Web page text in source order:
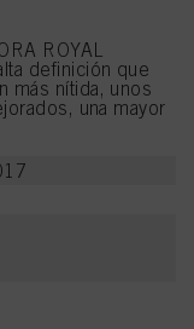
ROYAL
definición que
más nítida, unos
una mayor